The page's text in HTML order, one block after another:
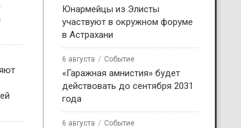
Юнармейцы из Элисты
участвуют в окружном форуме
в Астрахани
6 августа Событие
«Гаражная амнистия» будет
действовать до сентября 2031
года
6 августа Событие